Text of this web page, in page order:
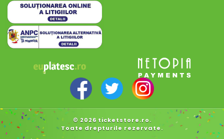
© 2026 ticketstore.ro.
Toate drepturile rezervate.